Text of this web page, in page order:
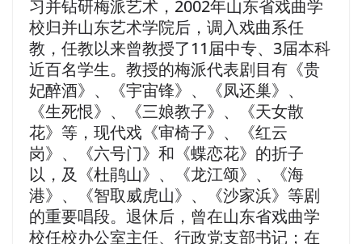
习并钻研梅派艺术，2002年山东省戏曲学
校归并山东艺术学院后，调入戏曲系任
教，任教以来曾教授了11届中专、3届本科
近百名学生。教授的梅派代表剧目有《贵
妃醉酒》、《宇宙锋》、《凤还巢》、
《生死恨》、《三娘教子》、《天女散
花》等，现代戏《审椅子》、《红云
岗》、《六号门》和《蝶恋花》的折子
以，及《杜鹃山》、《龙江颂》、《海
港》、《智取威虎山》、《沙家浜》等剧
的重要唱段。退休后，曾在山东省戏曲学
校任校办公室主任、行政党支部书记；在